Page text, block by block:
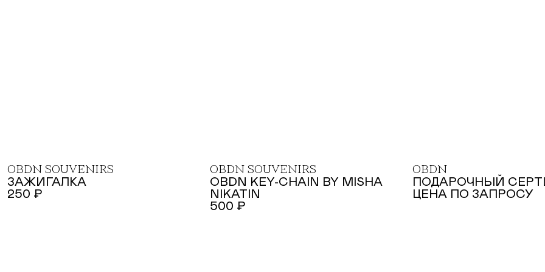
OBDN SOUVENIRS
ЗАЖИГАЛКА
250 ₽
OBDN SOUVENIRS
OBDN KEY-CHAIN BY MISHA
NIKATIN
500 ₽
OBDN
ПОДАРОЧНЫЙ
ЦЕНА ПО ЗАПРОСУ